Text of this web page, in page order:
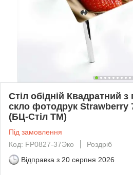
Стіл обідній Квадратний
скло фотодрук Strawberry
(БЦ-Стіл ТМ)
Під замовлення
Код: FP0827-37Эко
Роздріб
Відправка з 20 серпня 2026